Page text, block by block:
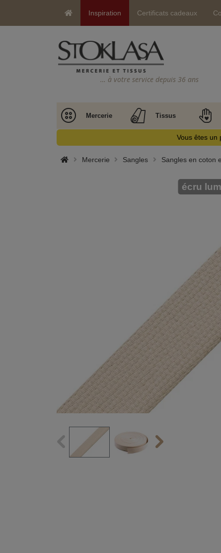
Inspiration Certificats cadeaux
… à votre service depuis 36 ans
Mercerie Tissus
Vous êtes un
Mercerie Sangles Sangles en coton
écru